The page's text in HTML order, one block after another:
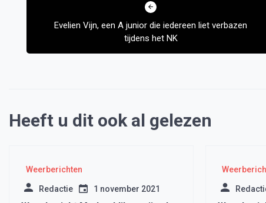
Evelien Vijn, een A junior die iedereen liet verbazen
tijdens het NK
Heeft u dit ook al gelezen
Weerberichten
Redactie 1 november 2021